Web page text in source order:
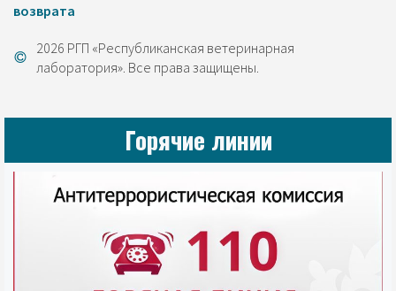
возврата
2026 РГП «Республиканская ветеринарная
лаборатория». Все права защищены.
Горячие линии